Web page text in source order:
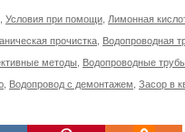
, Условия при помощи, Лимонная
прочистка, Водопроводная
методы, Водопроводные трубы
, Водопровод с демонтажем, Засор в